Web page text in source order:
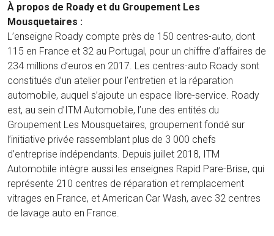
À propos de Roady et du Groupement Les
Mousquetaires :
L’enseigne Roady compte près de 150 centres-auto, dont
115 en France et 32 au Portugal, pour un chiffre d’affaires de
234 millions d’euros en 2017. Les centres-auto Roady sont
constitués d’un atelier pour l’entretien et la réparation
automobile, auquel s’ajoute un espace libre-service. Roady
est, au sein d’ITM Automobile, l’une des entités du
Groupement Les Mousquetaires, groupement fondé sur
l’initiative privée rassemblant plus de 3 000 chefs
d’entreprise indépendants. Depuis juillet 2018, ITM
Automobile intègre aussi les enseignes Rapid Pare-Brise, qui
représente 210 centres de réparation et remplacement
vitrages en France, et American Car Wash, avec 32 centres
de lavage auto en France.